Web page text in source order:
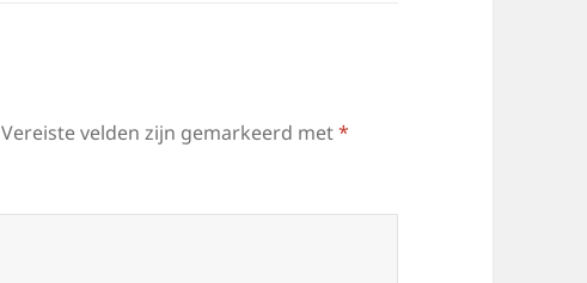
Vereiste velden zijn gemarkeerd met*